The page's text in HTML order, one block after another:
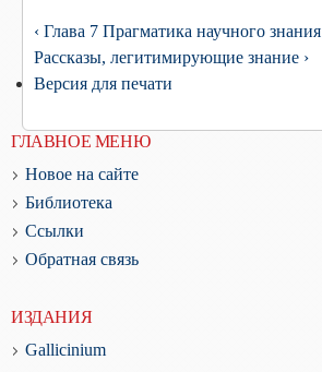
‹ Глава 7 Прагматика научного знания
Рассказы, легитимирующие знание ›
Версия для печати
ГЛАВНОЕ МЕНЮ
Новое на сайте
Библиотека
Ссылки
Обратная связь
ИЗДАНИЯ
Gallicinium